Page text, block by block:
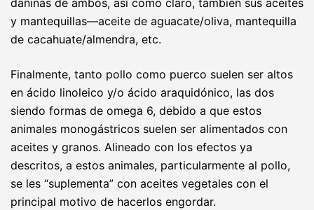
dañinas de ambos, así como claro, también sus aceites
y mantequillas—aceite de aguacate/oliva, mantequilla
de cacahuate/almendra, etc.
Finalmente, tanto pollo como puerco suelen ser altos
en ácido linoleico y/o ácido araquidónico, las dos
siendo formas de omega 6, debido a que estos
animales monogástricos suelen ser alimentados con
aceites y granos. Alineado con los efectos ya
descritos, a estos animales, particularmente al pollo,
se les “suplementa” con aceites vegetales con el
principal motivo de hacerlos engordar.